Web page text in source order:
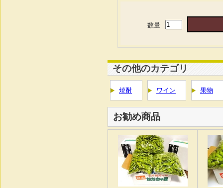
数量
その他のカテゴリ
焼酎 ワイン 果物
お勧め商品